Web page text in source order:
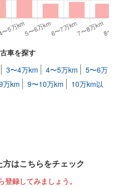
車を探す
3〜4万km 4〜5万km
5〜6万
万km 9〜10万km
10万km以
はこちらをチェック
録してみましょう。